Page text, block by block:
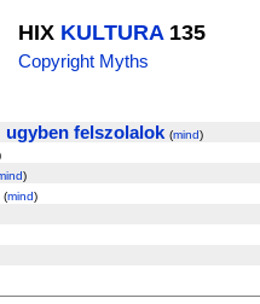
HIX KULTURA135
Copyright Myths
ugyben felszolalok (mind)
)
(mind)